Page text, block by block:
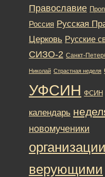
Православие
Россия Русская
Церковь Русские
СИЗО-2 Санкт-
Николай Страстная неделя
УФСИН ФСИН
календарь
новомученики
верующими